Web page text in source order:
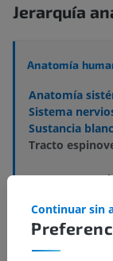
Jerarquía
Anatomía
Anatomía
Sistema
Sustancia
Tracto
Estructuras
anatómica
Continuar sin